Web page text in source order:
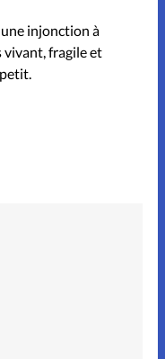
une injonction à
vivant, fragile et